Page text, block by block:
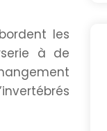
les
à de